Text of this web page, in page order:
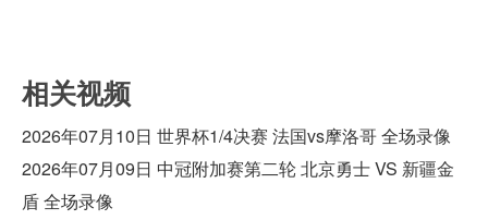
相关视频
2026年07月10日 世界杯1/4决赛 法国vs摩洛哥 全场录像
2026年07月09日 中冠附加赛第二轮 北京勇士 VS 新疆金
盾 全场录像